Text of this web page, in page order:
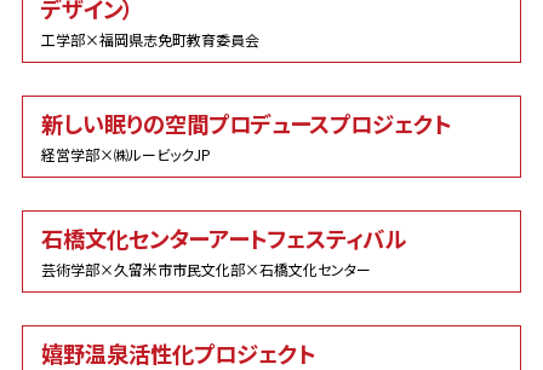
デザイン）
工学部×福岡県志免町教育委員会
新しい眠りの空間プロデュースプロジェクト
経営学部×㈱ルービックJP
石橋文化センターアートフェスティバル
芸術学部×久留米市市民文化部×石橋文化センター
嬉野温泉活性化プロジェクト